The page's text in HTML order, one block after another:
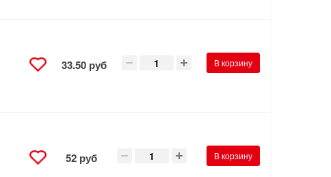
33.50 руб В корзину
52 руб В корзину